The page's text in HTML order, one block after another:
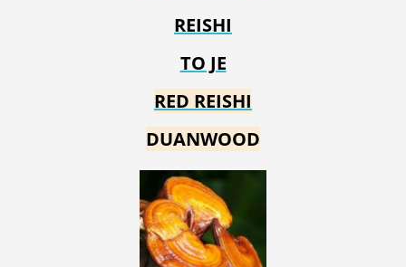
REISHI
TO JE
RED REISHI
DUANWOOD